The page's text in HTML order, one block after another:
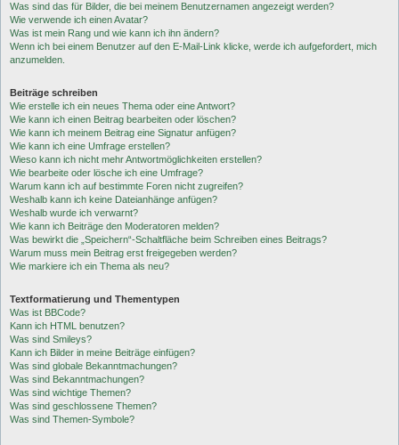
Was sind das für Bilder, die bei meinem Benutzernamen angezeigt werden?
Wie verwende ich einen Avatar?
Was ist mein Rang und wie kann ich ihn ändern?
Wenn ich bei einem Benutzer auf den E-Mail-Link klicke, werde ich aufgefordert, mich
anzumelden.
Beiträge schreiben
Wie erstelle ich ein neues Thema oder eine Antwort?
Wie kann ich einen Beitrag bearbeiten oder löschen?
Wie kann ich meinem Beitrag eine Signatur anfügen?
Wie kann ich eine Umfrage erstellen?
Wieso kann ich nicht mehr Antwortmöglichkeiten erstellen?
Wie bearbeite oder lösche ich eine Umfrage?
Warum kann ich auf bestimmte Foren nicht zugreifen?
Weshalb kann ich keine Dateianhänge anfügen?
Weshalb wurde ich verwarnt?
Wie kann ich Beiträge den Moderatoren melden?
Was bewirkt die „Speichern“-Schaltfläche beim Schreiben eines Beitrags?
Warum muss mein Beitrag erst freigegeben werden?
Wie markiere ich ein Thema als neu?
Textformatierung und Thementypen
Was ist BBCode?
Kann ich HTML benutzen?
Was sind Smileys?
Kann ich Bilder in meine Beiträge einfügen?
Was sind globale Bekanntmachungen?
Was sind Bekanntmachungen?
Was sind wichtige Themen?
Was sind geschlossene Themen?
Was sind Themen-Symbole?